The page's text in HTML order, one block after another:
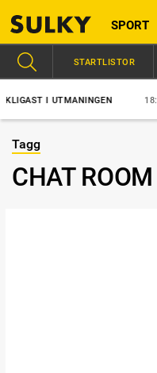
SPORT
I UTMANINGEN 18:25
STARTLISTOR
Tagg
CHAT ROOM